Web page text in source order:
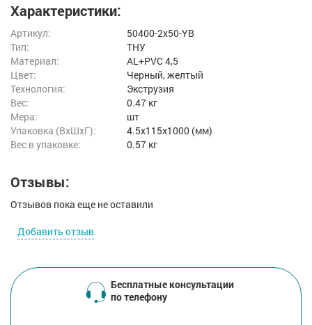
Характеристики:
Артикул:
50400-2x50-YB
Тип:
ТНУ
Материал:
AL+PVC 4,5
Цвет:
Черный, желтый
Технология:
Экструзия
Вес:
0.47 кг
Мера:
шт
Упаковка (ВхШхГ):
4.5x115x1000 (мм)
Вес в упаковке:
0.57 кг
Отзывы:
Отзывов пока еще не оставили
Добавить отзыв
Бесплатные консультации
по телефону